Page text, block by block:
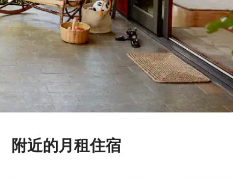
附近的月租住宿